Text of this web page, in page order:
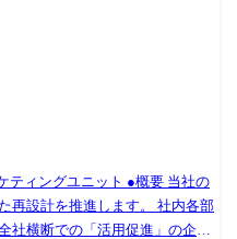
ョン安定提供のための適切な
・AWSを中心とした利用サービ
活用環境の企画
ィングユニット ●概要 当社の
再設計を推進します。 社内各部
社横断での「活用促進」の企